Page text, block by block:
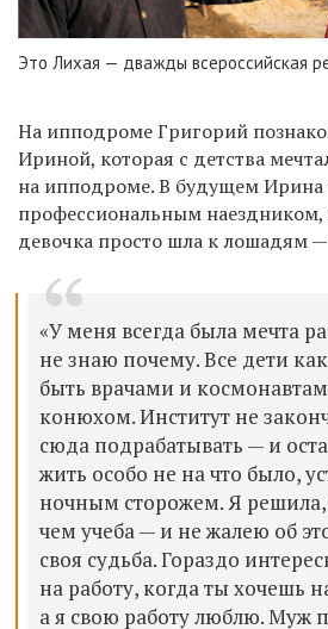
Это Лихая — дважды всероссийская
На ипподроме Григорий
Ириной, которая с детства
на ипподроме. В будущем Ирина
профессиональным
девочка просто шла к лошадям —
«У меня всегда была мечта
не знаю почему. Все дети
быть врачами и
конюхом. Институт не
сюда подрабатывать — и
жить особо не на что было,
ночным сторожем. Я
чем учеба — и не жалею об
своя судьба. Гораздо
на работу, когда ты хочешь
а я свою работу люблю. Муж п